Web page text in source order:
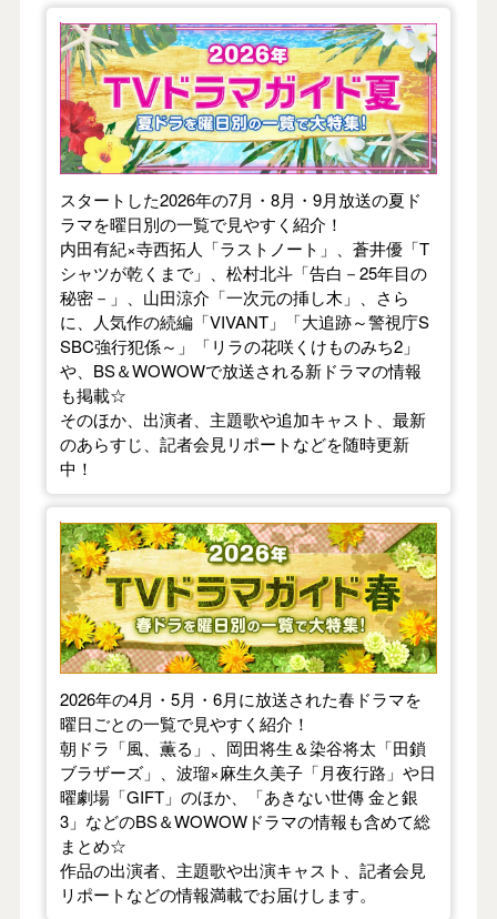
【2026年夏】TVドラマガイド
スタートした2026年の7月・8月・9月放送の夏ド
ラマを曜日別の一覧で見やすく紹介！
内田有紀×寺西拓人「ラストノート」、蒼井優「T
シャツが乾くまで」、松村北斗「告白－25年目の
秘密－」、山田涼介「一次元の挿し木」、さら
に、人気作の続編「VIVANT」「大追跡～警視庁S
SBC強行犯係～」「リラの花咲くけものみち2」
や、BS＆WOWOWで放送される新ドラマの情報
も掲載☆
そのほか、出演者、主題歌や追加キャスト、最新
のあらすじ、記者会見リポートなどを随時更新
中！
【2026年春】TVドラマガイド
2026年の4月・5月・6月に放送された春ドラマを
曜日ごとの一覧で見やすく紹介！
朝ドラ「風、薫る」、岡田将生＆染谷将太「田鎖
ブラザーズ」、波瑠×麻生久美子「月夜行路」や日
曜劇場「GIFT」のほか、「あきない世傳 金と銀
3」などのBS＆WOWOWドラマの情報も含めて総
まとめ☆
作品の出演者、主題歌や出演キャスト、記者会見
リポートなどの情報満載でお届けします。